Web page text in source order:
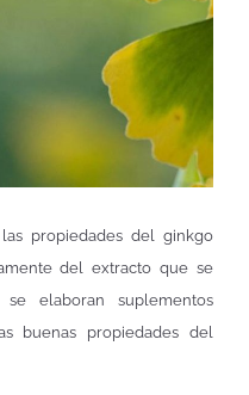
propiedades del ginkgo
del extracto que se
elaboran suplementos
buenas propiedades del